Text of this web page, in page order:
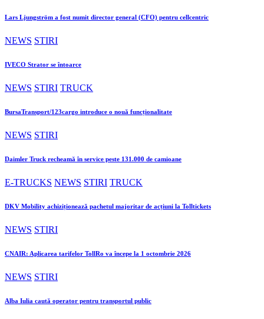
Lars Ljungström a fost numit director general (CFO) pentru cellcentric
NEWS STIRI
IVECO Strator se întoarce
NEWS STIRI TRUCK
BursaTransport/123cargo introduce o nouă funcționalitate
NEWS STIRI
Daimler Truck recheamă în service peste 131.000 de camioane
E-TRUCKS NEWS STIRI TRUCK
DKV Mobility achiziționează pachetul majoritar de acțiuni la Tolltickets
NEWS STIRI
CNAIR: Aplicarea tarifelor TollRo va începe la 1 octombrie 2026
NEWS STIRI
Alba Iulia caută operator pentru transportul public